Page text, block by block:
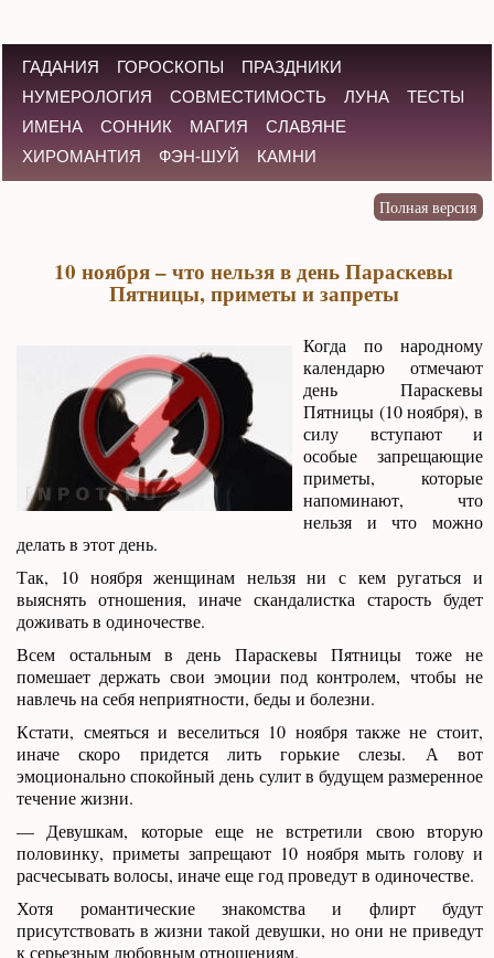
ГАДАНИЯ ГОРОСКОПЫ
ПРАЗДНИКИ
НУМЕРОЛОГИЯ
СОВМЕСТИМОСТЬ ЛУНА
ТЕСТЫ
ИМЕНА
СОННИК МАГИЯ
СЛАВЯНЕ
ХИРОМАНТИЯ
ФЭН-ШУЙ КАМНИ
10 ноября – что нельзя в день Параскевы
Пятницы, приметы и запреты
Когда по народному
календарю отмечают
день Параскевы
Пятницы (10 ноября), в
силу вступают и
особые запрещающие
приметы, которые
напоминают, что
нельзя и что можно
делать в этот день.
Так, 10 ноября женщинам нельзя ни с кем ругаться и
выяснять отношения, иначе скандалистка старость будет
доживать в одиночестве.
Всем остальным в день Параскевы Пятницы тоже не
помешает держать свои эмоции под контролем, чтобы не
навлечь на себя неприятности, беды и болезни.
Кстати, смеяться и веселиться 10 ноября также не стоит,
иначе скоро придется лить горькие слезы. А вот
эмоционально спокойный день сулит в будущем размеренное
течение жизни.
— Девушкам, которые еще не встретили свою вторую
половинку, приметы запрещают 10 ноября мыть голову и
расчесывать волосы, иначе еще год проведут в одиночестве.
Хотя романтические знакомства и флирт будут
присутствовать в жизни такой девушки, но они не приведут
к серьезным любовным отношениям.